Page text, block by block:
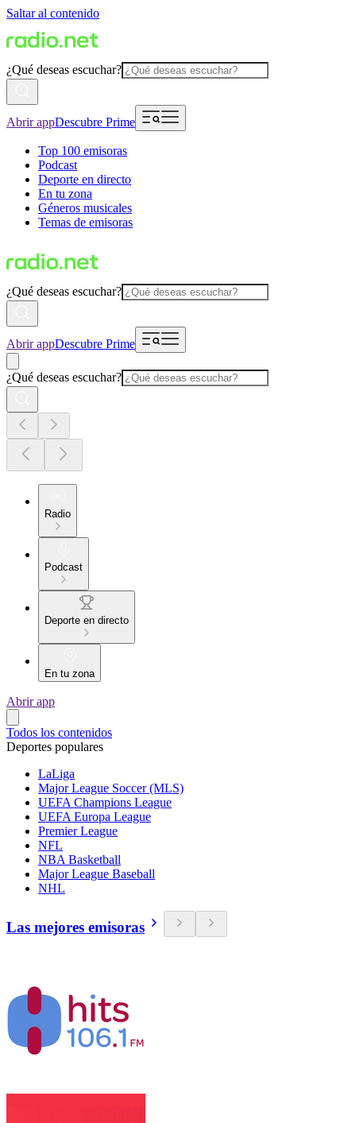
Saltar al contenido
¿Qué deseas escuchar?
Abrir appDescubre Prime
Top 100 emisoras
Podcast
Deporte en directo
En tu zona
Géneros musicales
Temas de emisoras
¿Qué deseas escuchar?
Abrir appDescubre Prime
¿Qué deseas escuchar?
Radio
Podcast
Deporte en directo
En tu zona
Abrir app
Todos los contenidos
Deportes populares
LaLiga
Major League Soccer (MLS)
UEFA Champions League
UEFA Europa League
Premier League
NFL
NBA Basketball
Major League Baseball
NHL
Las mejores emisoras